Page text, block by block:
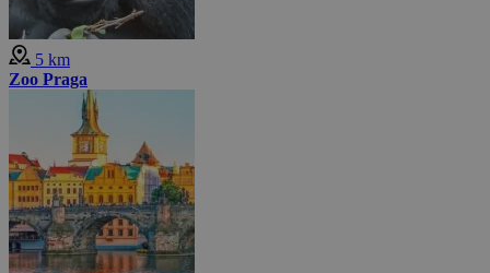
5 km
Zoo Praga